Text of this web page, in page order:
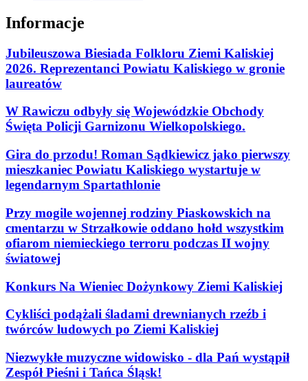
Informacje
Jubileuszowa Biesiada Folkloru Ziemi Kaliskiej
2026. Reprezentanci Powiatu Kaliskiego w gronie
laureatów
W Rawiczu odbyły się Wojewódzkie Obchody
Święta Policji Garnizonu Wielkopolskiego.
Gira do przodu! Roman Sądkiewicz jako pierwszy
mieszkaniec Powiatu Kaliskiego wystartuje w
legendarnym Spartathlonie
Przy mogile wojennej rodziny Piaskowskich na
cmentarzu w Strzałkowie oddano hołd wszystkim
ofiarom niemieckiego terroru podczas II wojny
światowej
Konkurs Na Wieniec Dożynkowy Ziemi Kaliskiej
Cykliści podążali śladami drewnianych rzeźb i
twórców ludowych po Ziemi Kaliskiej
Niezwykłe muzyczne widowisko - dla Pań wystąpił
Zespół Pieśni i Tańca Śląsk!